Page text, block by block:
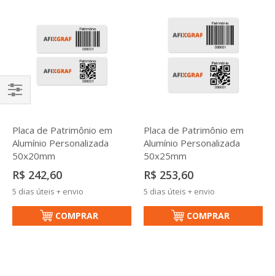
Placa de Patrimônio em
Alumínio Personalizada
50x20mm
R$ 242,60
5 dias úteis + envio
COMPRAR
Placa de Patrimônio em
Alumínio Personalizada
50x25mm
R$ 253,60
5 dias úteis + envio
COMPRAR
Filtrar